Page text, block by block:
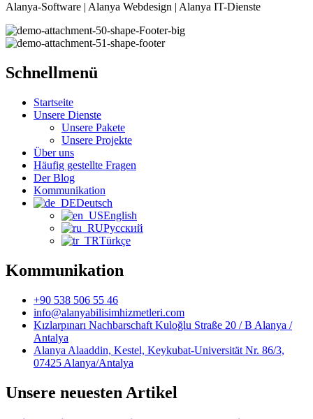
Alanya-Software | Alanya Webdesign | Alanya IT-Dienste
Schnellmenü
Startseite
Unsere Dienste
Unsere Pakete
Unsere Projekte
Über uns
Häufig gestellte Fragen
Der Blog
Kommunikation
Deutsch
English
Русский
Türkçe
Kommunikation
+90 538 506 55 46
info@alanyabilisimhizmetleri.com
Kızlarpınarı Nachbarschaft Kuloğlu Straße 20 / B Alanya /
Antalya
Alanya Alaaddin, Kestel, Keykubat-Universität Nr. 86/3,
07425 Alanya/Antalya
Unsere neuesten Artikel